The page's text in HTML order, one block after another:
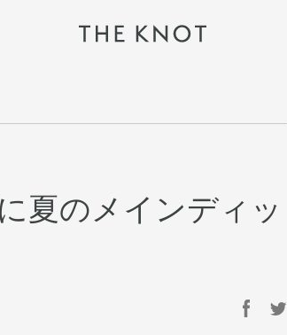
夏のメインディッ